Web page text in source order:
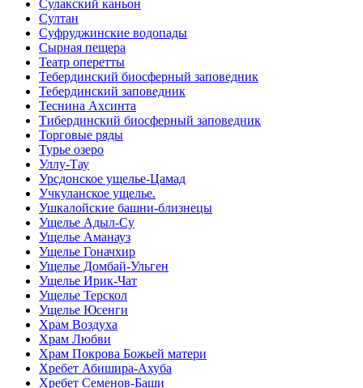
Сулакский каньон
Султан
Суфруджинские водопады
Сырная пещера
Театр оперетты
Тебердинский биосферный заповедник
Тебердинский заповедник
Теснина Ахсинта
Тибердинский биосферный заповедник
Торговые ряды
Турье озеро
Уллу-Тау
Урсдонское ущелье-Цамад
Учкуланское ущелье.
Ушкалойские башни-близнецы
Ущелье Адыл-Су
Ущелье Аманауз
Ущелье Гоначхир
Ущелье Домбай-Ульген
Ущелье Ирик-Чат
Ущелье Терскол
Ущелье Юсенги
Храм Воздуха
Храм Любви
Храм Покрова Божьей матери
Хребет Абишира-Ахуба
Хребет Семенов-Баши